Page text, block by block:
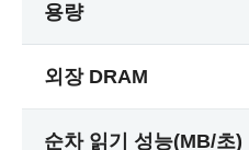
용량
외장 DRAM
순차 읽기 성능(MB/초)